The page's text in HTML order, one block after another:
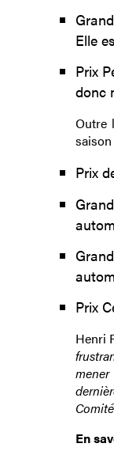
Elle
Prix
donc
Outre
Prix
Prix
Henri
En